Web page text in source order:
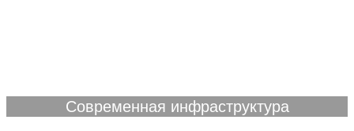
Современная инфраструктура